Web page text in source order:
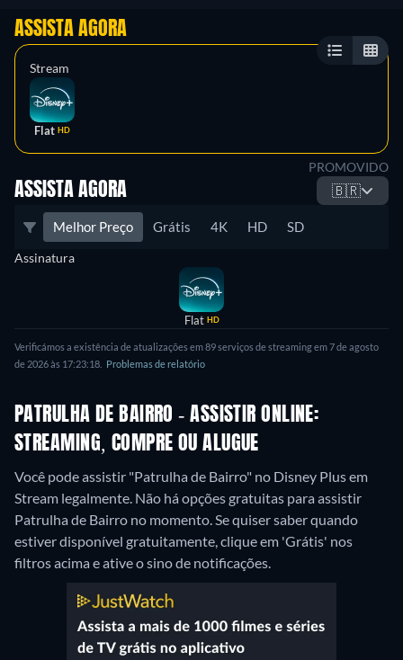
ASSISTA AGORA
Stream
Flat HD
PROMOVIDO
ASSISTA AGORA 🇧🇷
Melhor Preço Grátis 4K HD SD
Assinatura
Flat HD
Verificámos a existência de atualizações em 89 serviços de streaming em 7 de agosto
de 2026 às 17:23:18.
Problemas de relatório
PATRULHA DE BAIRRO - ASSISTIR ONLINE:
STREAMING, COMPRE OU ALUGUE
Você pode assistir "Patrulha de Bairro" no Disney Plus em
Stream legalmente. Não há opções gratuitas para assistir
Patrulha de Bairro no momento. Se quiser saber quando
estiver disponível gratuitamente, clique em 'Grátis' nos
filtros acima e ative o sino de notificações.